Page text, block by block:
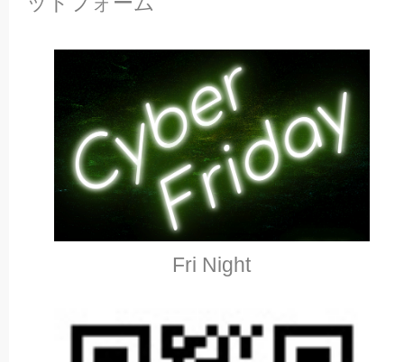
Fri Night